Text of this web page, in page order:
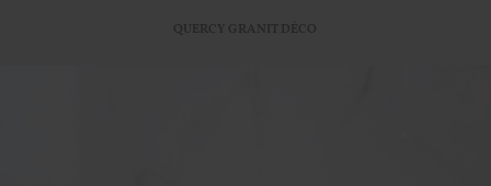
QUERCY GRANIT DÉCO